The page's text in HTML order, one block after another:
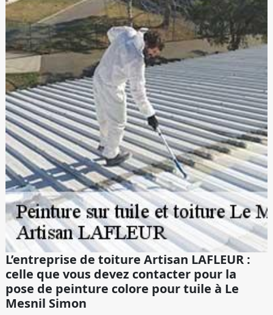
L’entreprise de toiture Artisan LAFLEUR :
celle que vous devez contacter pour la
pose de peinture colore pour tuile à Le
Mesnil Simon